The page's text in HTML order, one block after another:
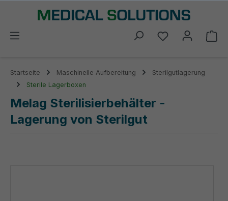
springen
Du hast 0
Startseite Maschinelle Aufbereitung
Sterilgutlagerung
Sterile Lagerboxen
Melag Sterilisierbehälter -
Lagerung von Sterilgut